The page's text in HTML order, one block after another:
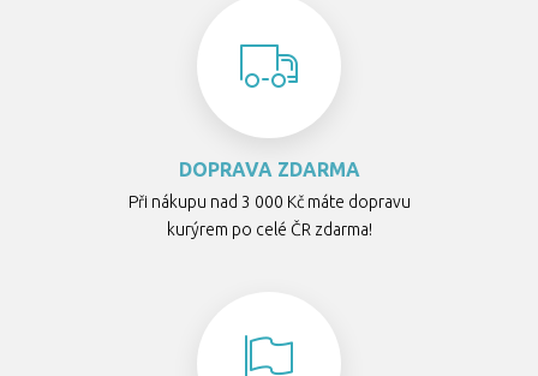
DOPRAVA ZDARMA
Při nákupu nad 3 000 Kč máte dopravu
kurýrem po celé ČR zdarma!